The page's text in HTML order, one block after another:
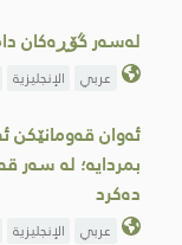
لەسەر گۆڕەکان
عربي الإنجليزية
ئەوان قەومانێکن
بمردایە؛ لە
دەکرد
عربي الإنجليزية